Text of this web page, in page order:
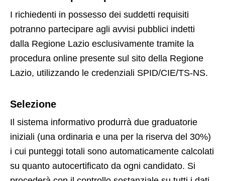
I richiedenti in possesso dei suddetti requisiti
potranno partecipare agli avvisi pubblici indetti
dalla Regione Lazio esclusivamente tramite la
procedura online presente sul sito della Regione
Lazio, utilizzando le credenziali SPID/CIE/TS-NS.
Selezione
Il sistema informativo produrrà due graduatorie
iniziali (una ordinaria e una per la riserva del 30%)
i cui punteggi totali sono automaticamente calcolati
su quanto autocertificato da ogni candidato. Si